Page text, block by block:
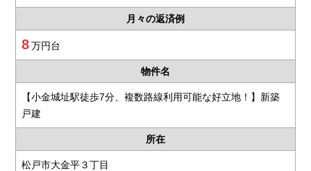
月々の返済例
8 万円台
物件名
【小金城址駅徒歩7分、複数路線利用可能な好立地！】新築
戸建
所在
松戸市大金平３丁目